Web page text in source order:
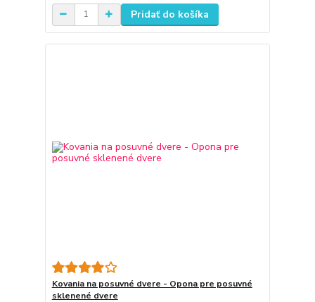
Pridať do košíka
Kovania na posuvné dvere - Opona pre posuvné
sklenené dvere